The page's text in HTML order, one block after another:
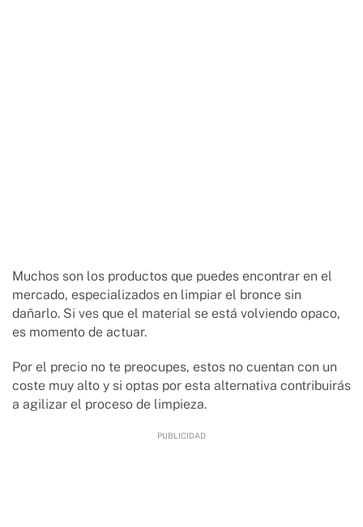
Muchos son los productos que puedes encontrar en el
mercado, especializados en limpiar el bronce sin
dañarlo. Si ves que el material se está volviendo opaco,
es momento de actuar.
Por el precio no te preocupes, estos no cuentan con un
coste muy alto y si optas por esta alternativa contribuirás
a agilizar el proceso de limpieza.